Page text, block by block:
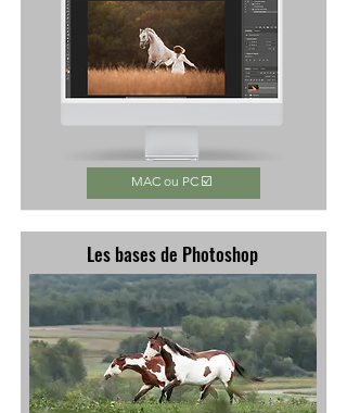
MAC ou PC ☑️
Les bases de Photoshop